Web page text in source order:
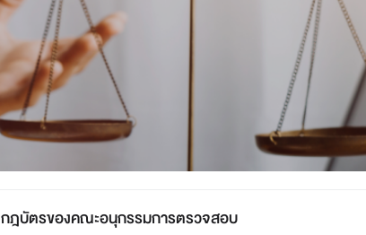
กฎบัตรของคณะอนุกรรมการตรวจสอบ